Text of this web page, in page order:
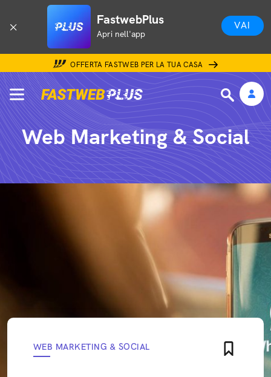
FastwebPlus
Apri nell'app
VAI
OFFERTA FASTWEB PER LA TUA CASA
Web Marketing & Social
WEB MARKETING & SOCIAL